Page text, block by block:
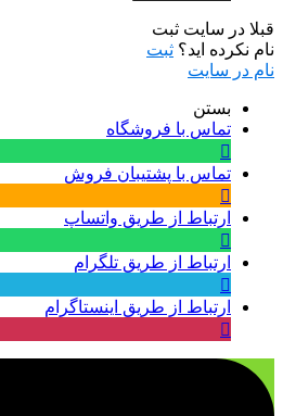
قبلا در سایت ثبت
نام نکرده اید؟ ثبت
نام در سایت
بستن
تماس با فروشگاه
تماس با پشتیبان فروش
ارتباط از طریق واتساپ
ارتباط از طریق تلگرام
ارتباط از طریق اینستاگرام